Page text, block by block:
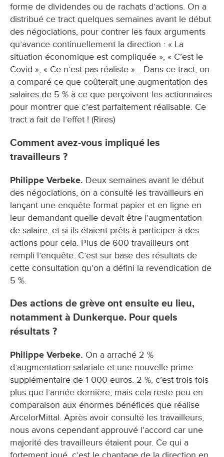
forme de dividendes ou de rachats d’actions. On a
distribué ce tract quelques semaines avant le début
des négociations, pour contrer les faux arguments
qu’avance continuellement la direction : « La
situation économique est compliquée », « C’est le
Covid », « Ce n’est pas réaliste »… Dans ce tract, on
a comparé ce que coûterait une augmentation des
salaires de 5 % à ce que perçoivent les actionnaires
pour montrer que c’est parfaitement réalisable. Ce
tract a fait de l’effet ! (Rires)
Comment avez-vous impliqué les
travailleurs ?
Philippe Verbeke. Deux semaines avant le début
des négociations, on a consulté les travailleurs en
lançant une enquête format papier et en ligne en
leur demandant quelle devait être l’augmentation
de salaire, et si ils étaient prêts à participer à des
actions pour cela. Plus de 600 travailleurs ont
rempli l’enquête. C’est sur base des résultats de
cette consultation qu’on a défini la revendication de
5 %.
Des actions de grève ont ensuite eu lieu,
notamment à Dunkerque. Pour quels
résultats ?
Philippe Verbeke. On a arraché 2 %
d’augmentation salariale et une nouvelle prime
supplémentaire de 1 000 euros. 2 %, c’est trois fois
plus que l’année dernière, mais cela reste peu en
comparaison aux énormes bénéfices que réalise
ArcelorMittal. Après avoir consulté les travailleurs,
nous avons cependant approuvé l’accord car une
majorité des travailleurs étaient pour. Ce qui a